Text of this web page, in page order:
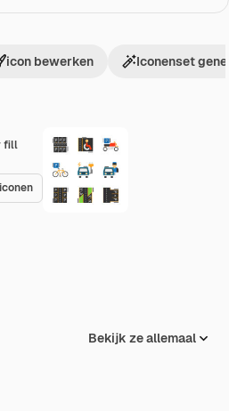
fill
icon bewerken Iconenset
Bekijk ze allemaal